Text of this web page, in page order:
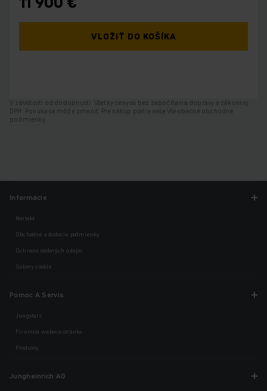
VLOŽIŤ DO KOŠÍKA
V závislosti od dostupnosti. Všetky ceny sú bez započítania dopravy a zákonnej
DPH. Ponuka sa môže zmeniť. Pre nákup platia naše Všeobecné obchodné
podmienky.
Informácie
Kontakt
Obchodné a dodacie podmienky
Ochrana osobných údajov
Súbory cookie
Pomoc A Servis
Jungstars
Firemná webová stránka
Produkty
Jungheinrich AG